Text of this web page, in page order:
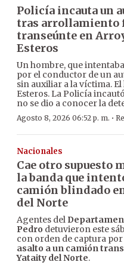
Policía incauta un
tras arrollamiento
transeúnte en
Esteros
Un hombre, que
por el conductor de un
sin auxiliar a la víctima.
Esteros. La Policía
no se dio a conocer la
Agosto 8, 2026 06:52 p. m. ·
Nacionales
Cae otro supuesto
la banda que
camión blindado
del Norte
Agentes del
Pedro detuvieron este
con orden de captura
asalto a un camión
Yataity del Norte.